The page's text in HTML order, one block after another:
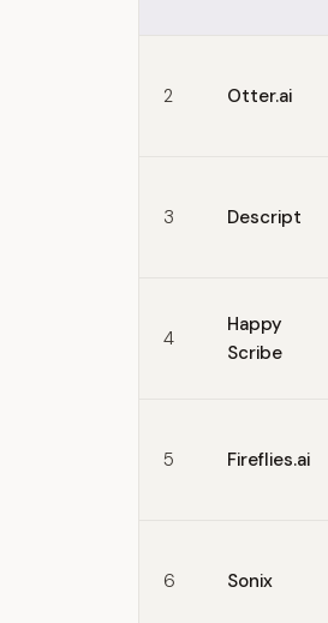
2 Otter.ai
3 Descript
4
Happy
Scribe
5 Fireflies.ai
6 Sonix